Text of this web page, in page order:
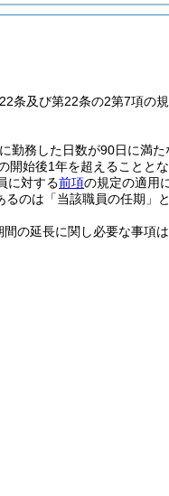
条及び第22条の2第7項の
勤務した日数が90日に満
開始後1年を超えることと
に対する前項の規定の適用
のは「当該職員の任期」と
の延長に関し必要な事項は